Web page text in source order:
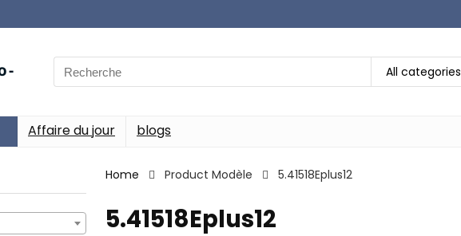
Search
for:
All categories
Affaire du jour blogs
Home Product Modèle ‎5.41518Eplus12
‎5.41518Eplus12